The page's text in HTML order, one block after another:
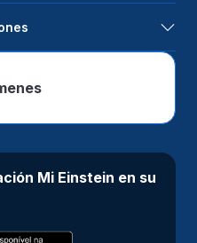
Mi Einstein en su